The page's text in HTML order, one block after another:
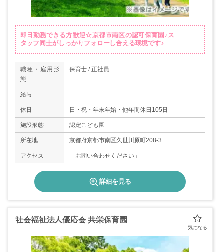
即日勤務できる方歓迎☆京都市南区の認可保育園♪ス
タッフ同士がしっかりフォローし合える環境です♪
職種・雇用形
態
保育士 / 正社員
給与
休日 日・祝・年末年始・他年間休日105日
施設形態 認定こども園
所在地 京都府京都市南区久世川原町208-3
アクセス 「お問い合わせください」
詳細を見る
社会福祉法人優応会 共栄保育園